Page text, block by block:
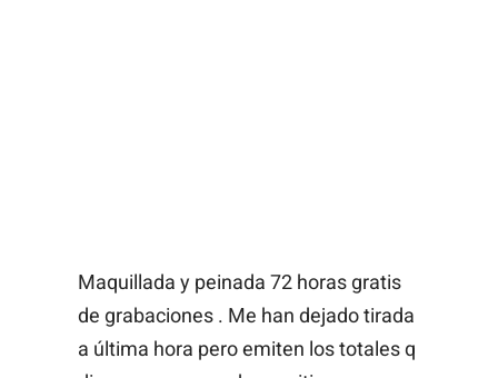
Maquillada y peinada 72 horas gratis
de grabaciones . Me han dejado tirada
a última hora pero emiten los totales q